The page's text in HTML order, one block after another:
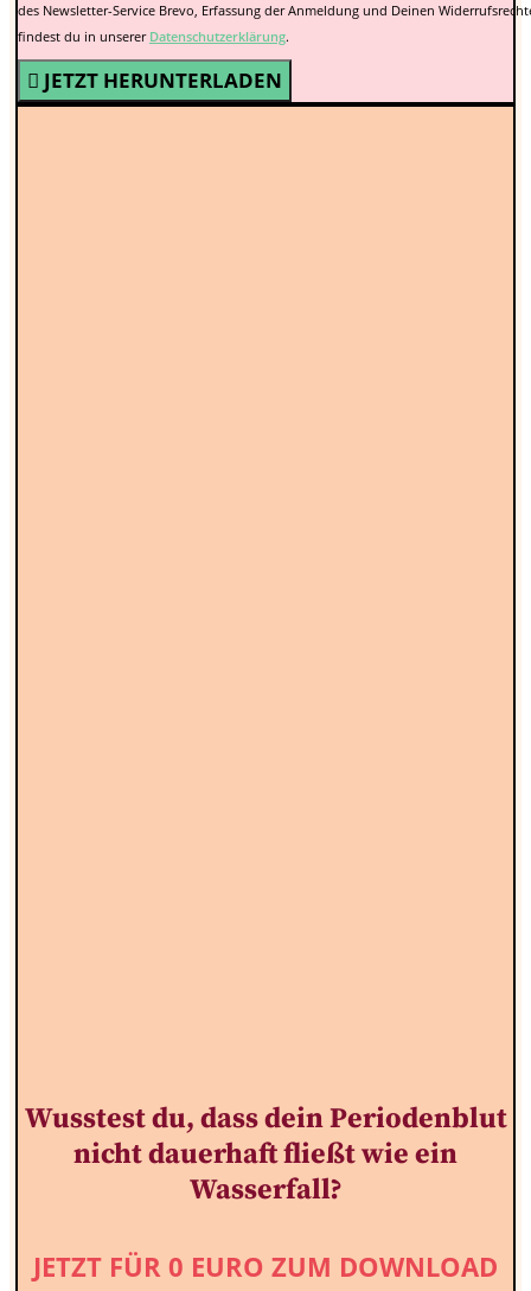
des Newsletter-Service Brevo, Erfassung der Anmeldung und Deinen
findest du in unserer Datenschutzerklärung.
JETZT HERUNTERLADEN
Wusstest du, dass dein Periodenblut
nicht dauerhaft fließt wie ein
Wasserfall?
JETZT FÜR 0 EURO ZUM DOWNLOAD